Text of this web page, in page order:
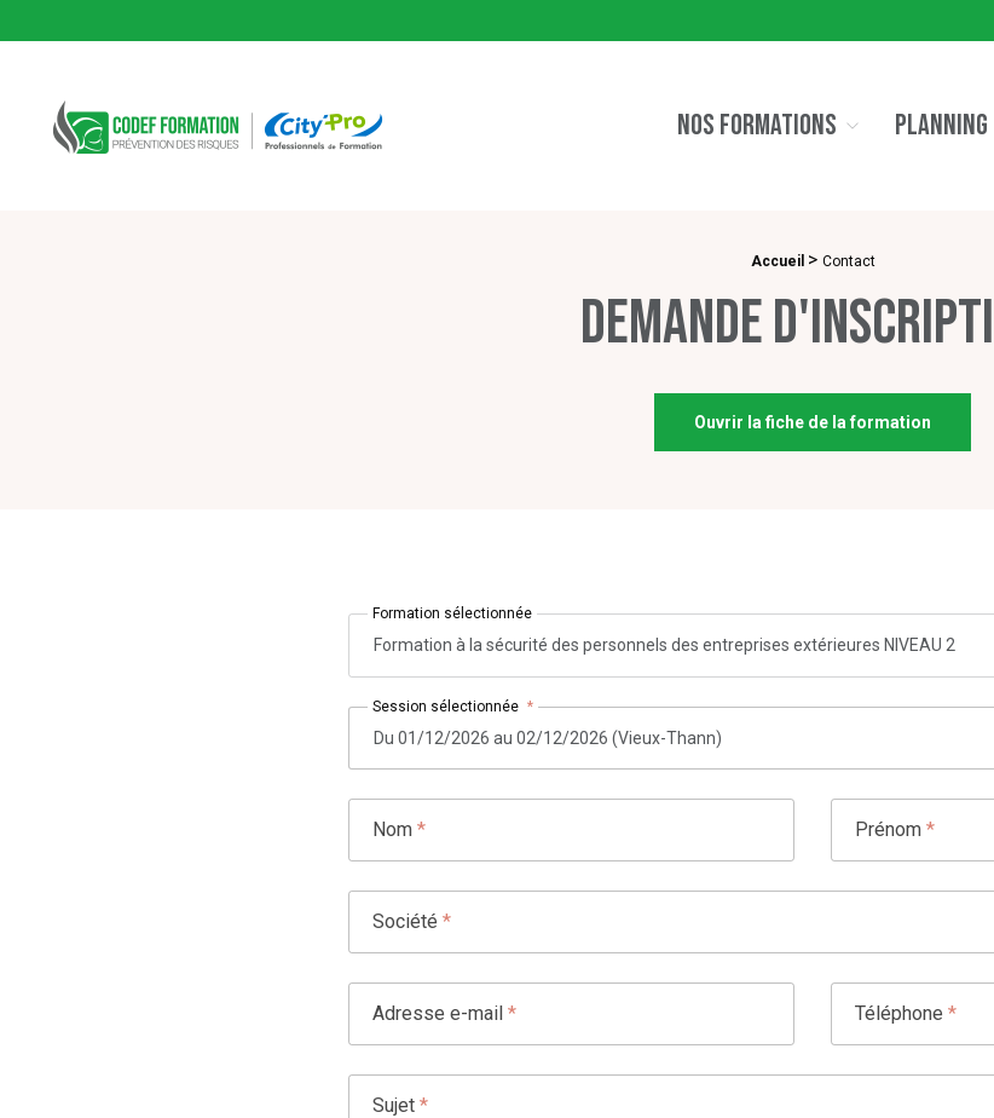
NOS FORMATIONS PLANNING
Accueil > Contact
Demande
Ouvrir la fiche de la formation
Formation sélectionnée
Formation à la sécurité des personnels des entreprises extérieures NIVEAU 2
Session sélectionnée *
Nom * Prénom *
Société *
Adresse e-mail * Téléphone *
Sujet *